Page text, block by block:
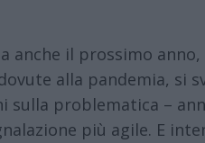
anche il prossimo
alla pandemia, si
sulla problematica –
più agile. E